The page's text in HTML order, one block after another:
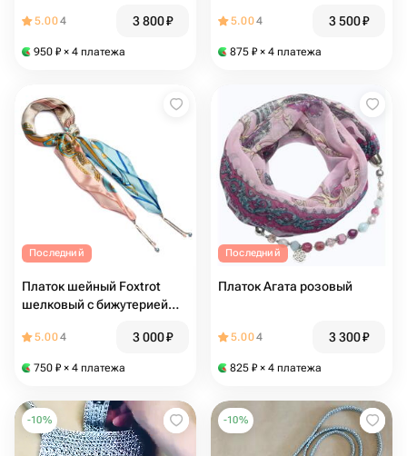
5.004 3 800₽
950 ₽ × 4 платежа
5.004 3 500₽
875 ₽ × 4 платежа
Последний
Платок шейный Foxtrot
шелковый с бижутерией
5.004 3 000₽
750 ₽ × 4 платежа
Последний
Платок Агата розовый
5.004 3 300₽
825 ₽ × 4 платежа
-10% -10%